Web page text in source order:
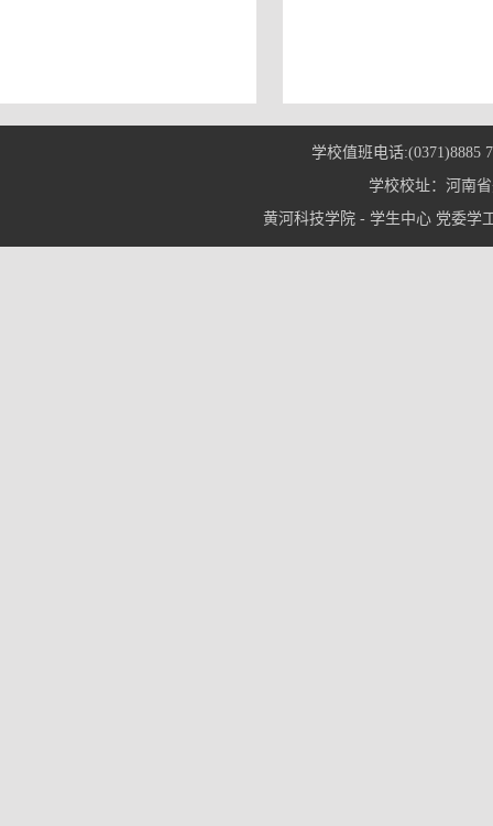
学校值班电话:(0371)8885
学校校址：河南
黄河科技学院 - 学生中心 党委学